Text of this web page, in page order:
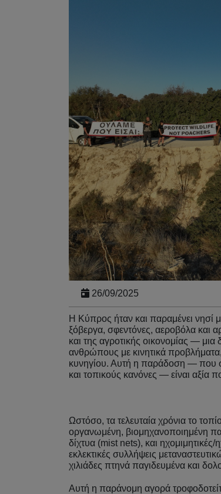
26/09/2025
Η Κύπρος ήταν και παραμένει νησί
ξόβεργα, σφεντόνες, αεροβόλα και
και της αγροτικής οικονομίας —
ανθρώπους με κινητικά
κυνηγίου. Αυτή η παράδοση — που
και τοπικούς κανόνες — είναι αξία
Ωστόσο, τα τελευταία χρόνια το
οργανωμένη, βιομηχανοποιημένη
δίχτυα (mist nets), και
εκλεκτικές συλλήψεις
χιλιάδες πτηνά παγιδευμένα και
Αυτή η παράνομη αγορά